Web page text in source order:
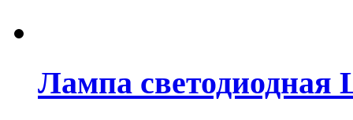
Лампа светодиодная